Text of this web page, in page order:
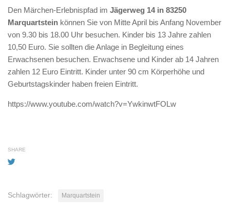
Den Märchen-Erlebnispfad im Jägerweg 14 in 83250
Marquartstein können Sie von Mitte April bis Anfang November
von 9.30 bis 18.00 Uhr besuchen. Kinder bis 13 Jahre zahlen
10,50 Euro. Sie sollten die Anlage in Begleitung eines
Erwachsenen besuchen. Erwachsene und Kinder ab 14 Jahren
zahlen 12 Euro Eintritt. Kinder unter 90 cm Körperhöhe und
Geburtstagskinder haben freien Eintritt.
https://www.youtube.com/watch?v=YwkinwtFOLw
SHARE
Schlagwörter: Marquartstein